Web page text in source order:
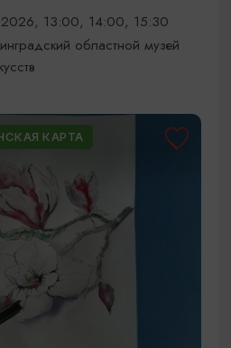
13:00, 14:00, 15:30
областной музей
КАРТА